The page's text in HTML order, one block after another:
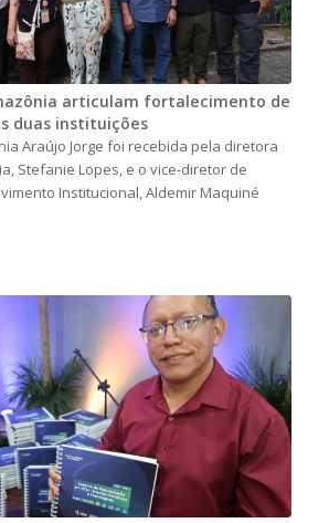
articulam fortalecimento de
duas instituições
Araújo Jorge foi recebida pela diretora
Stefanie Lopes, e o vice-diretor de
Institucional, Aldemir Maquiné